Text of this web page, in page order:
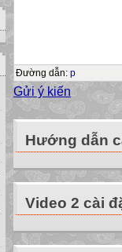
hàng duy nhất.
Công thức gợi ý
Tiền thanh toán
Khởi động
lệnh trong
Thực hiện:
Lưu chương
Chạy chương
Đường dẫn: p
Gửi ý kiến
Hướng dẫn
Video 2 cài